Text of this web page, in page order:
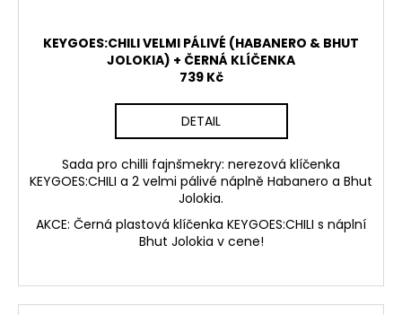
KEYGOES:CHILI VELMI PÁLIVÉ (HABANERO & BHUT
JOLOKIA) + ČERNÁ KLÍČENKA
739 Kč
DETAIL
Sada pro chilli fajnšmekry: nerezová klíčenka
KEYGOES:CHILI a 2 velmi pálivé náplně Habanero a Bhut
Jolokia.
AKCE: Černá plastová klíčenka KEYGOES:CHILI s náplní
Bhut Jolokia v cene!